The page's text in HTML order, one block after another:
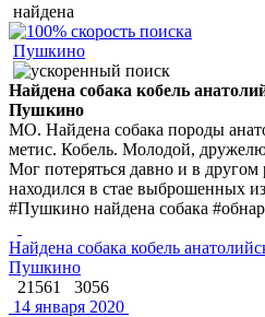
найдена
Пушкино
Найдена собака кобель
Пушкино
МО. Найдена собака породы
метис. Кобель. Молодой,
Мог потеряться давно и в другом
находился в стае выброшенных
#Пушкино найдена собака
Найдена собака кобель
Пушкино
21561
3056
14 января 2020